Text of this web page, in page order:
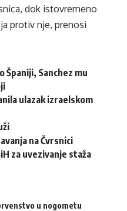
dok istovremeno
protiv nje, prenosi
Sanchez mu
ulazak izraelskom
na Čvrsnici
za uvezivanje staža
u nogometu